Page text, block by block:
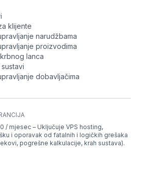
klijente
narudžbama
proizvodima
lanca
dobavljačima
/ mjesec – Uključuje VPS hosting,
i oporavak od fatalnih i logičkih grešaka
pogrešne kalkulacije, krah sustava).